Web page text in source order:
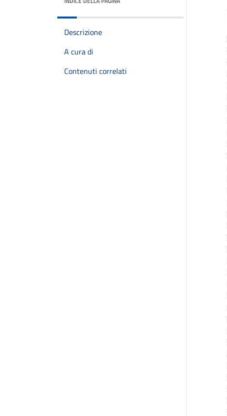
Descrizione
A cura di
Contenuti correlati